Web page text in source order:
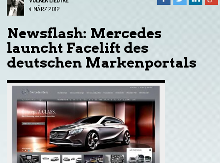
4. MÄRZ 2012
Newsflash: Mercedes
launcht Facelift des
deutschen Markenportals